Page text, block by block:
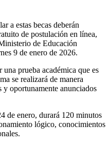
a estas becas deberán
de postulación en línea,
de Educación
9 de enero de 2026.
prueba académica que es
se realizará de manera
y oportunamente anunciados
de enero, durará 120 minutos
lógico, conocimientos